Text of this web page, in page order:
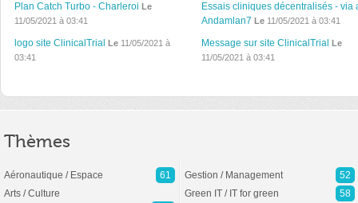
Plan Catch Turbo - Charleroi Le
11/05/2021 à 03:41
Essais cliniques décentralisés - via
Andamlan7 Le11/05/2021 à 03:41
logo site ClinicalTrial Le 11/05/2021 à
03:41
Message sur site ClinicalTrial Le
11/05/2021 à 03:41
Thèmes
Aéronautique / Espace
61
Arts / Culture
Gestion / Management
52
Green IT / IT for green
58